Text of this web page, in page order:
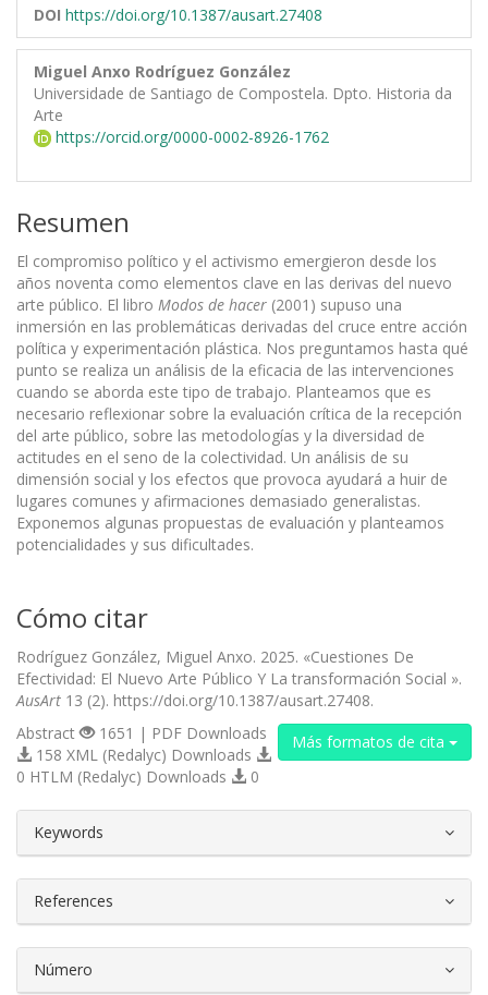
DOI https://doi.org/10.1387/ausart.27408
Miguel Anxo Rodríguez González
Universidade de Santiago de Compostela. Dpto. Historia da
Arte
https://orcid.org/0000-0002-8926-1762
Resumen
El compromiso político y el activismo emergieron desde los
años noventa como elementos clave en las derivas del nuevo
arte público. El libro Modos de hacer (2001) supuso una
inmersión en las problemáticas derivadas del cruce entre acción
política y experimentación plástica. Nos preguntamos hasta qué
punto se realiza un análisis de la eficacia de las intervenciones
cuando se aborda este tipo de trabajo. Planteamos que es
necesario reflexionar sobre la evaluación crítica de la recepción
del arte público, sobre las metodologías y la diversidad de
actitudes en el seno de la colectividad. Un análisis de su
dimensión social y los efectos que provoca ayudará a huir de
lugares comunes y afirmaciones demasiado generalistas.
Exponemos algunas propuestas de evaluación y planteamos
potencialidades y sus dificultades.
Cómo citar
Rodríguez González, Miguel Anxo. 2025. «Cuestiones De
Efectividad: El Nuevo Arte Público Y La transformación Social ».
AusArt 13 (2). https://doi.org/10.1387/ausart.27408.
Más formatos de cita
Abstract
1651 | PDF Downloads
158 XML (Redalyc) Downloads
0 HTLM (Redalyc) Downloads
0
Keywords
References
Número